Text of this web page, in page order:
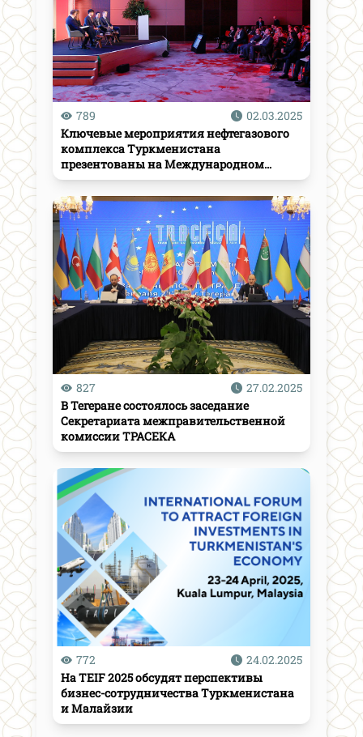
789
02.03.2025
Ключевые мероприятия нефтегазового
комплекса Туркменистана
презентованы на Международном
энергетическом форуме в Лондоне
827
27.02.2025
В Тегеране состоялось заседание
Секретариата межправительственной
комиссии ТРАСЕКА
772
24.02.2025
На TEIF 2025 обсудят перспективы
бизнес-сотрудничества Туркменистана
и Малайзии